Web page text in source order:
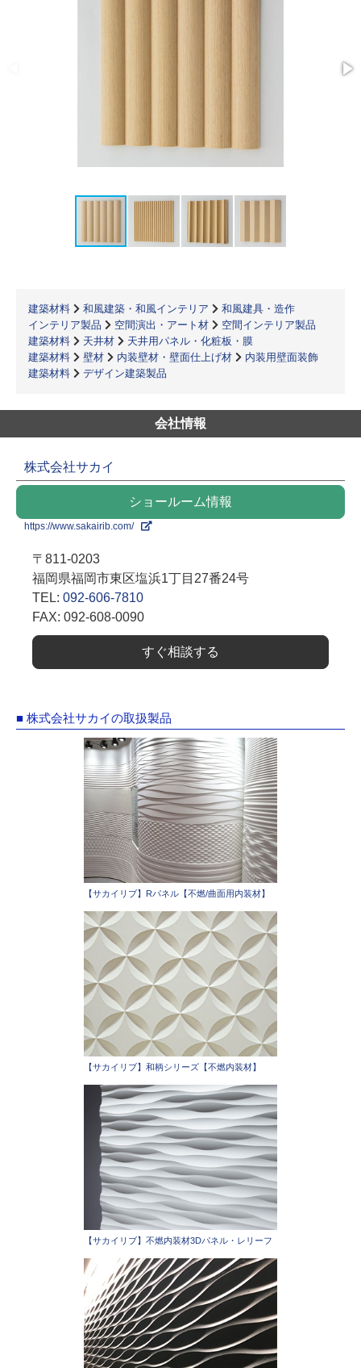
建築材料 和風建築・和風インテリア
和風建具・造作
インテリア製品
空間演出・アート材
空間インテリア製品
建築材料
天井材
天井用パネル・化粧板・膜
建築材料
壁材 内装壁材・壁面仕上げ材
内装用壁面装飾
建築材料
デザイン建築製品
会社情報
株式会社サカイ
ショールーム情報
https://www.sakairib.com/
〒811-0203
福岡県福岡市東区塩浜1丁目27番24号
TEL: 092-606-7810
FAX: 092-608-0090
すぐ相談する
■ 株式会社サカイの取扱製品
【サカイリブ】Rパネル【不燃/曲面用内装材】
【サカイリブ】和柄シリーズ【不燃内装材】
【サカイリブ】不燃内装材3Dパネル・レリーフ